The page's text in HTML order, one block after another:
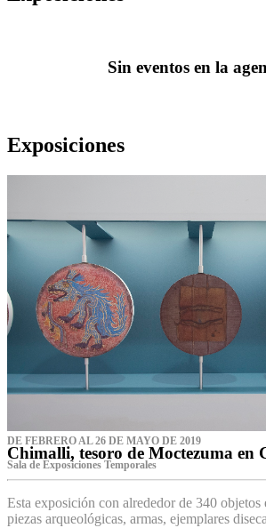
Sin eventos en la
Exposiciones
DE FEBRERO AL 26 DE MAYO DE 2019
Chimalli, tesoro de Moctezuma en
Sala de Exposiciones Temporales
Esta exposición con alrededor de 340 objetos
piezas arqueológicas, armas, ejemplares